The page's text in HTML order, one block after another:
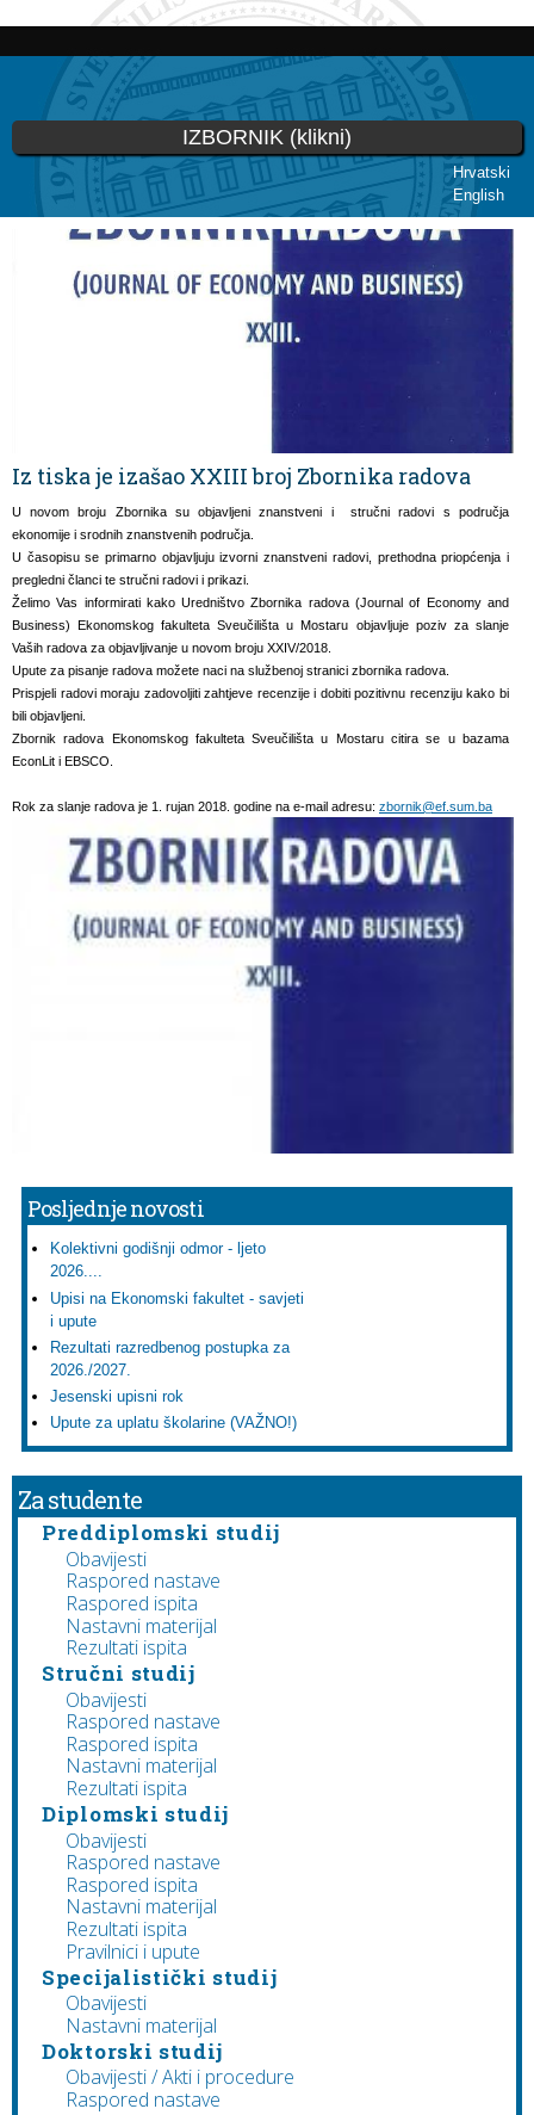
Skoči
glavni
sadržaj
Hrvatski
English
IZBORNIK (klikni)
Vi ste ovdje
Iz tiska je izašao XXIII broj Zbornika radova
U novom broju Zbornika su objavljeni znanstveni i stručni radovi s područja
ekonomije i srodnih znanstvenih područja.
U časopisu se primarno objavljuju izvorni znanstveni radovi, prethodna priopćenja i
pregledni članci te stručni radovi i prikazi.
Želimo Vas informirati kako Uredništvo Zbornika radova (Journal of Economy and
Business) Ekonomskog fakulteta Sveučilišta u Mostaru objavljuje poziv za slanje
Vaših radova za objavljivanje u novom broju XXIV/2018.
Upute za pisanje radova možete naci na službenoj stranici zbornika radova.
Prispjeli radovi moraju zadovoljiti zahtjeve recenzije i dobiti pozitivnu recenziju kako bi
bili objavljeni.
Zbornik radova Ekonomskog fakulteta Sveučilišta u Mostaru citira se u bazama
EconLit i EBSCO.
Rok za slanje radova je 1. rujan 2018. godine na e-mail adresu: zbornik@ef.sum.ba
Posljednje novosti
Kolektivni godišnji odmor - ljeto
2026....
Upisi na Ekonomski fakultet - savjeti
i upute
Rezultati razredbenog postupka za
2026./2027.
Jesenski upisni rok
Upute za uplatu školarine (VAŽNO!)
Za studente
Preddiplomski studij
Obavijesti
Raspored nastave
Raspored ispita
Nastavni materijal
Rezultati ispita
Stručni studij
Obavijesti
Raspored nastave
Raspored ispita
Nastavni materijal
Rezultati ispita
Diplomski studij
Obavijesti
Raspored nastave
Raspored ispita
Nastavni materijal
Rezultati ispita
Pravilnici i upute
Specijalistički studij
Obavijesti
Nastavni materijal
Doktorski studij
Obavijesti / Akti i procedure
Raspored nastave